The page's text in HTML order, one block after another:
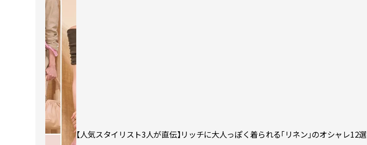
【人気スタイリスト3人が直伝】リッチに大人っぽく着られる「リネン」のオシャレ12選